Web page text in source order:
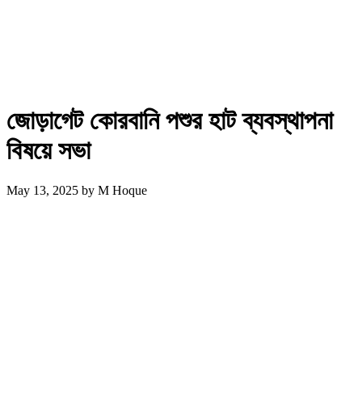
জোড়াগেট কোরবানি পশুর হাট ব্যবস্থাপনা
বিষয়ে সভা
May 13, 2025 by M Hoque